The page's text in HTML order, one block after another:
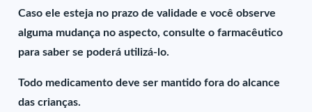
Caso ele esteja no prazo de validade e você observe
alguma mudança no aspecto, consulte o farmacêutico
para saber se poderá utilizá-lo.
Todo medicamento deve ser mantido fora do alcance
das crianças.